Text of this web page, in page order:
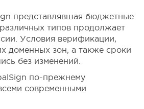
представлявшая бюджетные
типов продолжает
Условия верификации,
доменных зон, а также сроки
без изменений.
по-прежнему
современными